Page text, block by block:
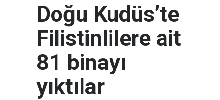
Doğu Kudüs’te
Filistinlilere ait
81 binayı
yıktılar